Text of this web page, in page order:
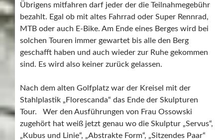
Übrigens mitfahren darf jeder der die Teilnahmegebühr
bezahlt. Egal ob mit altes Fahrrad oder Super Rennrad,
MTB oder auch E-Bike. Am Ende eines Berges wird bei
solchen Touren immer gewartet bis alle den Berg
geschafft haben und auch wieder zur Ruhe gekommen
sind. Es wird also keiner zurück gelassen.
Nach dem alten Golfplatz war der Kreisel mit der
Stahlplastik „Florescanda“ das Ende der Skulpturen
Tour. Wer den Ausführungen von Frau Ossowski
zugehört hat weiß jetzt genau wo die Skulptur „Servus“,
„Kubus und Linie“, „Abstrakte Form“, „Sitzendes Paar“